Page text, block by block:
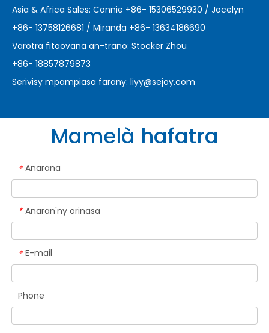
Asia & Africa Sales: Connie +86- 15306529930 / Jocelyn
+86- 13758126681 / Miranda +86- 13634186690
Varotra fitaovana an-trano: Stocker Zhou
+86- 18857879873
Serivisy mpampiasa farany: liyy@sejoy.com
Mamelà hafatra
* Anarana
* Anaran'ny orinasa
* E-mail
Phone